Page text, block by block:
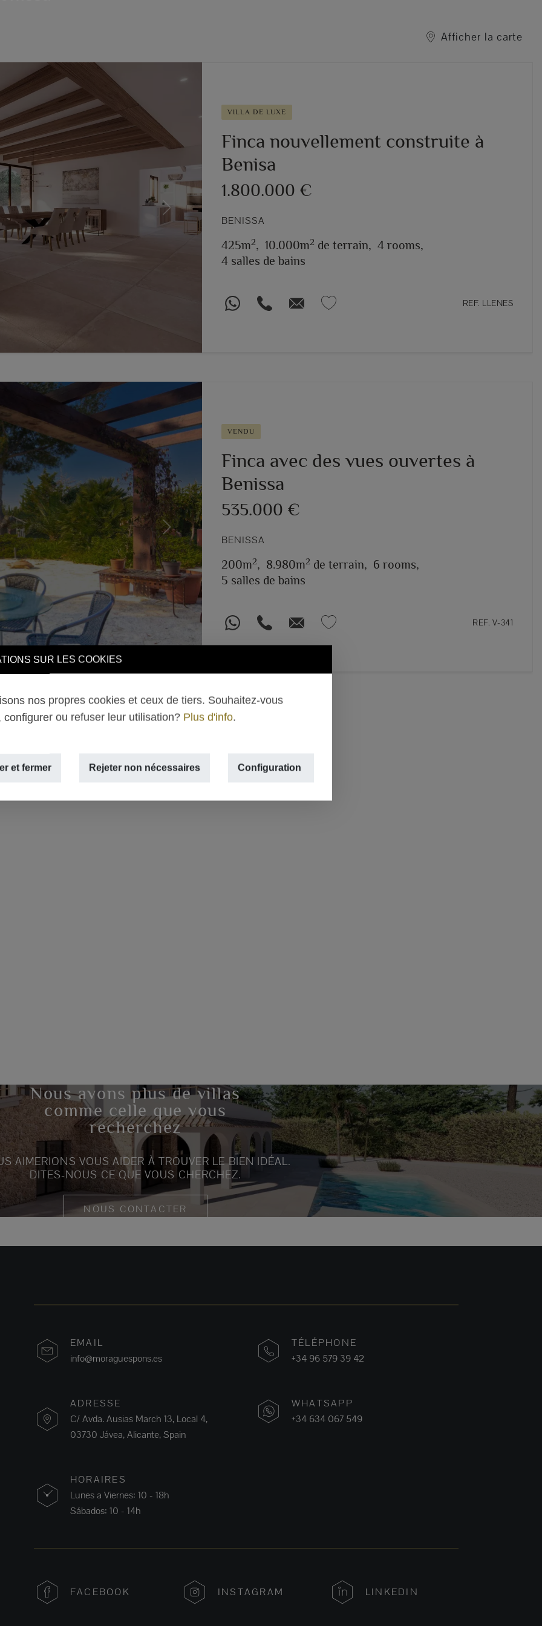
SUR LES COOKIES
nos propres cookies et ceux de tiers. Souhaitez-vous
configurer ou refuser leur utilisation? Plus d'info.
et fermer Rejeter non nécessaires Configuration
Afficher la carte
Next
VILLA DE LUXE
Finca nouvellement construite à
Benisa
1.800.000 €
BENISSA
425m2, 10.000m2 de terrain, 4 rooms,
4 salles de bains
REF. LLENES
Next
VENDU
Finca avec des vues ouvertes à
Benissa
535.000 €
BENISSA
200m2, 8.980m2 de terrain, 6 rooms,
5 salles de bains
REF. V-341
Nous avons plus de villas
comme celle que vous
recherchez
AIMERIONS VOUS AIDER À TROUVER LE BIEN IDÉAL.
DITES-NOUS CE QUE VOUS CHERCHEZ.
NOUS CONTACTER
EMAIL
info@moraguespons.es
ADRESSE
C/ Avda. Ausias March 13, Local 4,
03730 Jávea, Alicante, Spain
HORAIRES
Lunes a Viernes: 10 - 18h
Sábados: 10 - 14h
TÉLÉPHONE
+34 96 579 39 42
WHATSAPP
+34 634 067 549
FACEBOOK INSTAGRAM LINKEDIN